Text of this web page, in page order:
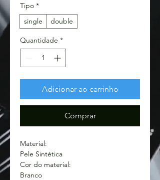
Tipo *
single
double
Quantidade *
Adicionar ao carrinho
Comprar
Material:
Pele Sintética
Cor do material:
Branco